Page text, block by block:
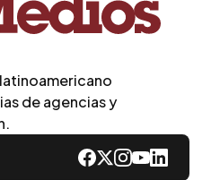
de agencias y